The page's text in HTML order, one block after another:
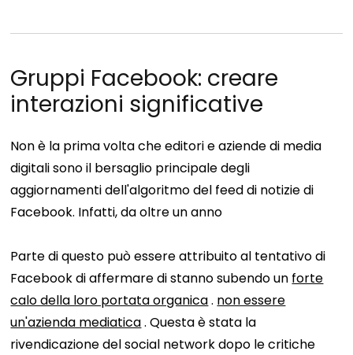
Gruppi Facebook: creare
interazioni significative
Non è la prima volta che editori e aziende di media
digitali sono il bersaglio principale degli
aggiornamenti dell'algoritmo del feed di notizie di
Facebook. Infatti,da oltre un anno
Parte di questo può essere attribuito al tentativo di
Facebook di affermare distanno subendo un forte
calo della loro portata organica. non essere
un'azienda mediatica. Questa è stata la
rivendicazione del social network dopo le critiche